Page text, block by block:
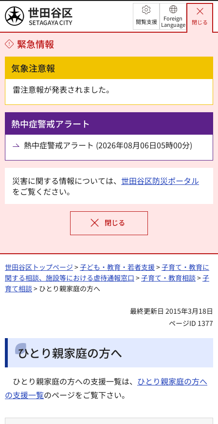
世田谷区 閲覧支援
Foreign
Language
閉じる
緊急情報
気象注意報
雷注意報が発表されました。
熱中症警戒アラート
熱中症警戒アラート (2026年08月06日05時00分)
災害に関する情報については、 世田谷区防災ポータル
をご覧ください。
閉じる
世田谷区トップページ >子ども・教育・若者支援>子育て・教育に
関する相談、施設等における虐待通報窓口 >子育て・教育相談>子
育て相談> ひとり親家庭の方へ
最終更新日 2015年3月18日
ページID 1377
ひとり親家庭の方へ
ひとり親家庭の方への支援一覧は、 ひとり親家庭の方へ
の支援一覧のページをご覧下さい。